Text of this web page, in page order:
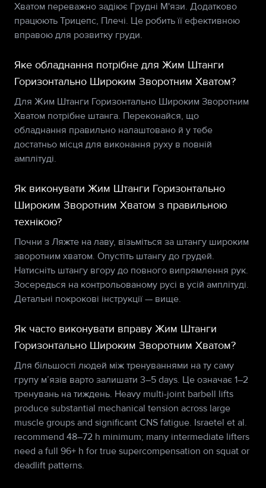
Хватом переважно задіює Грудні М'язи. Додатково
працюють Трицепс, Плечі. Це робить її ефективною
вправою для розвитку груди.
Яке обладнання потрібне для Жим Штанги
Горизонтально Широким Зворотним Хватом?
Для Жим Штанги Горизонтально Широким Зворотним
Хватом потрібне штанга. Переконайся, що
обладнання правильно налаштовано й у тебе
достатньо місця для виконання руху в повній
амплітуді.
Як виконувати Жим Штанги Горизонтально
Широким Зворотним Хватом з правильною
технікою?
Почни з Ляжте на лаву, візьміться за штангу широким
зворотним хватом. Опустіть штангу до грудей.
Натисніть штангу вгору до повного випрямлення рук.
Зосередься на контрольованому русі в усій амплітуді.
Детальні покрокові інструкції — вище.
Як часто виконувати вправу Жим Штанги
Горизонтально Широким Зворотним Хватом?
Для більшості людей між тренуваннями на ту саму
групу м’язів варто залишати 3–5 days. Це означає 1–2
тренувань на тиждень. Heavy multi-joint barbell lifts
produce substantial mechanical tension across large
muscle groups and significant CNS fatigue. Israetel et al.
recommend 48–72 h minimum; many intermediate lifters
need a full 96+ h for true supercompensation on squat or
deadlift patterns.